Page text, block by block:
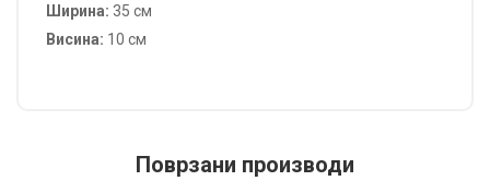
Ширина: 35 см
Висина: 10 см
Поврзани производи